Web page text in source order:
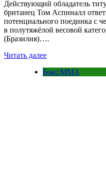
Действующий обладатель
британец Том Аспиналл
потенциального поединка с
в полутяжёлой весовой
(Бразилия)….
Читать далее
Бокс/MMA